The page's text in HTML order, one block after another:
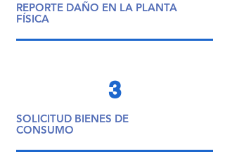
REPORTE DAÑO EN LA PLANTA
FÍSICA
3
SOLICITUD BIENES DE
CONSUMO